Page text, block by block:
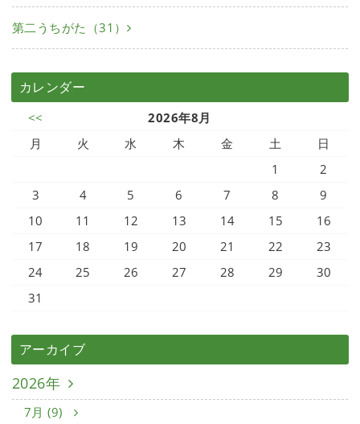
第二うちがた（31）
カレンダー
<<
2026年8月
月
火 水 木 金 土
日
1
2
3
4 5 6 7 8
9
10
11 12 13 14 15
16
17
18 19 20 21 22
23
24
25 26 27 28 29
30
31
アーカイブ
2026年
7月 (9)